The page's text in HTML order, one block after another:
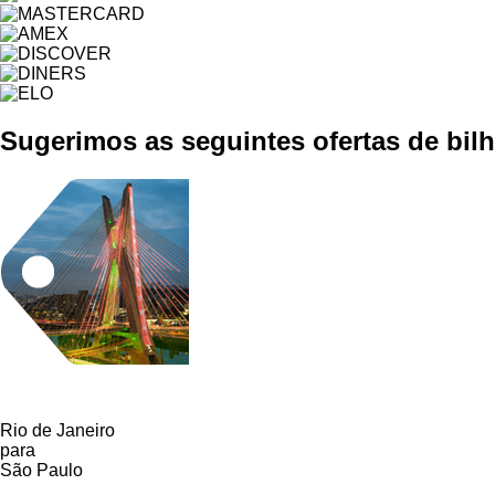
Sugerimos as seguintes ofertas de
Rio de Janeiro
para
São Paulo